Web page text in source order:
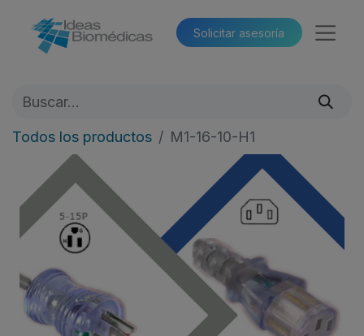
Solicitar asesoría​​
Todos los productos M1-16-10-H1